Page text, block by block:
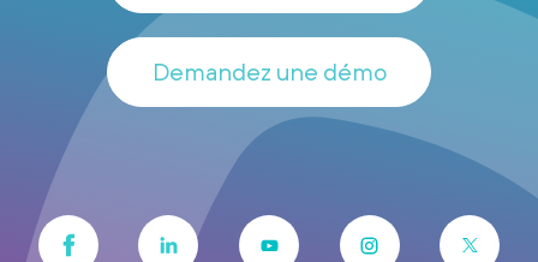
Demandez une démo